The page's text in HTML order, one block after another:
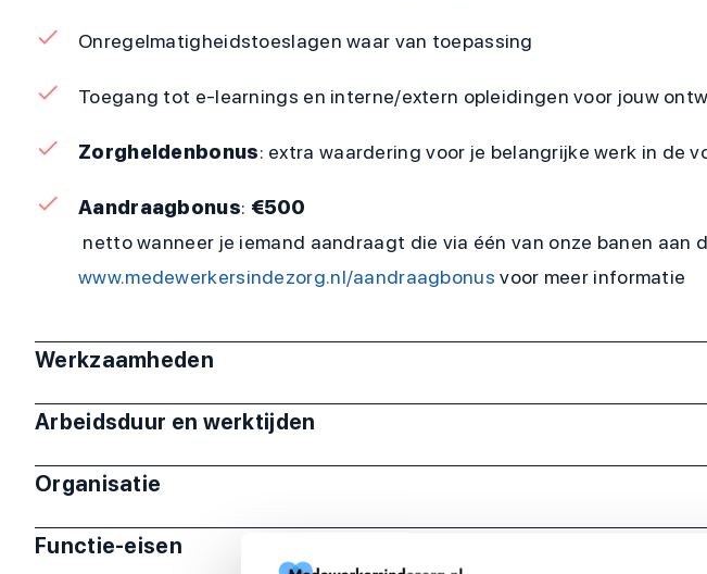
Onregelmatigheidstoeslagen waar van toepassing
Toegang tot e-learnings en interne/extern opleidingen voor jouw
Zorgheldenbonus: extra waardering voor je belangrijke werk in de
Aandraagbonus: €500
netto wanneer je iemand aandraagt die via één van onze banen
www.medewerkersindezorg.nl/aandraagbonus voor meer informatie
Werkzaamheden
Arbeidsduur en werktijden
Organisatie
Functie-eisen